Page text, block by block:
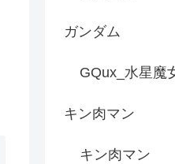
ガンダム
GQux_水星魔
キン肉マン
キン肉マン